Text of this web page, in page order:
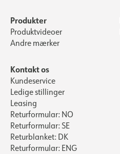
Produkter
Produktvideoer
Andre mærker
Kontakt os
Kundeservice
Ledige stillinger
Leasing
Returformular: NO
Returformular: SE
Returblanket: DK
Returformular: ENG